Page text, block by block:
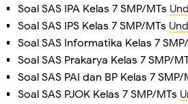
Soal SAS IPA Kelas 7 SMP/MTs
Soal SAS IPS Kelas 7 SMP/MTs
Soal SAS Informatika Kelas 7
Soal SAS Prakarya Kelas 7 SMP/
Soal SAS PAI dan BP Kelas 7 SMP/
Soal SAS PJOK Kelas 7 SMP/MTs